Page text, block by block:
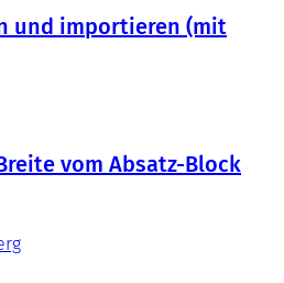
und importieren (mit
vom Absatz-Block